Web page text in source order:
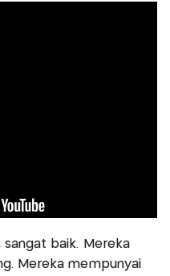
sangat baik. Mereka
Mereka mempunyai